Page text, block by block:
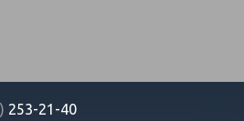
253-21-40